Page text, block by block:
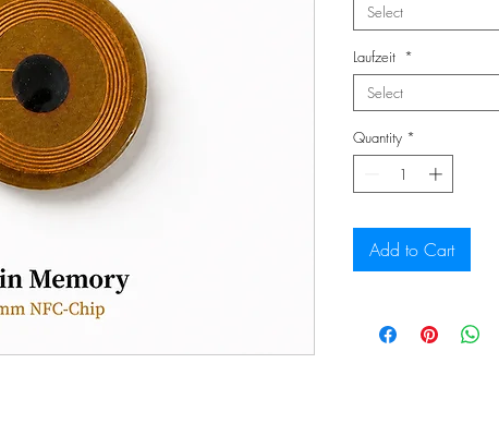
Select
Laufzeit *
Select
Quantity *
Add to Cart